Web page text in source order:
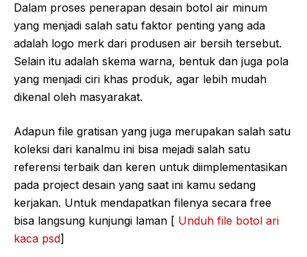
Dalam proses penerapan desain botol air minum
yang menjadi salah satu faktor penting yang ada
adalah logo merk dari produsen air bersih tersebut.
Selain itu adalah skema warna, bentuk dan juga pola
yang menjadi ciri khas produk, agar lebih mudah
dikenal oleh masyarakat.
Adapun file gratisan yang juga merupakan salah satu
koleksi dari kanalmu ini bisa mejadi salah satu
referensi terbaik dan keren untuk diimplementasikan
pada project desain yang saat ini kamu sedang
kerjakan. Untuk mendapatkan filenya secara free
bisa langsung kunjungi laman [ Unduh file botol ari
kaca psd]